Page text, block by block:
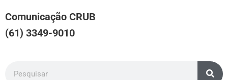
Comunicação CRUB
(61) 3349-9010